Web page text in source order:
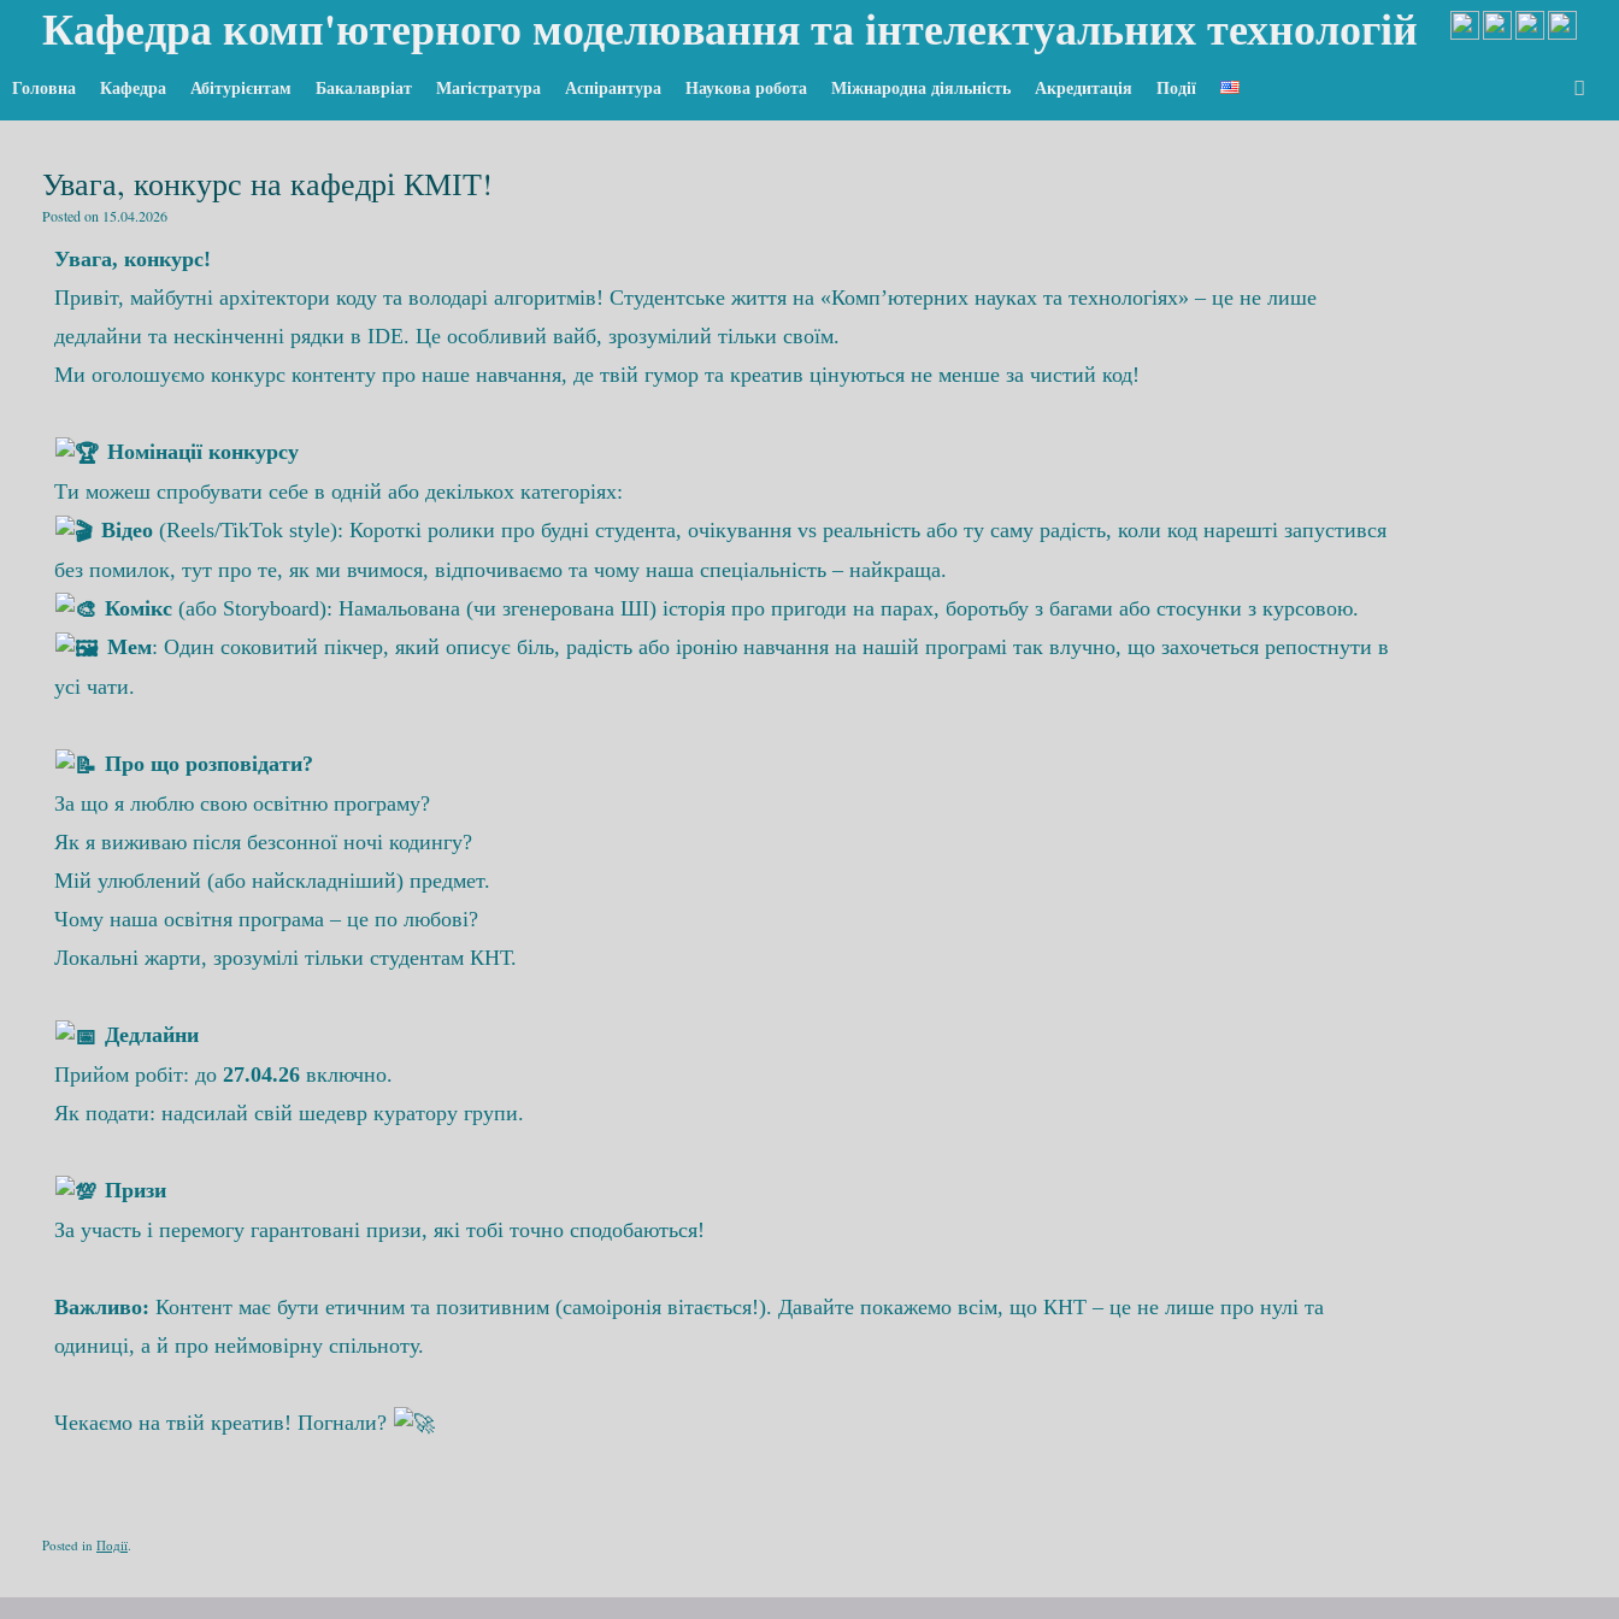
Кафедра комп'ютерного моделювання та інтелектуальних технологій
Головна Кафедра Абітурієнтам Бакалавріат Магістратура Аспірантура Наукова робота Міжнародна діяльність Акредитація Події
Увага, конкурс на кафедрі КМІТ!
Posted on 15.04.2026
Увага, конкурс!
Привіт, майбутні архітектори коду та володарі алгоритмів! Студентське життя на «Комп’ютерних науках та технологіях» – це не лише
дедлайни та нескінченні рядки в IDE. Це особливий вайб, зрозумілий тільки своїм.
Ми оголошуємо конкурс контенту про наше навчання, де твій гумор та креатив цінуються не менше за чистий код!
Номінації конкурс​у
Ти можеш спробувати себе в одній або декількох категоріях:
Відео (Reels/TikTok style): Короткі ролики про будні студента, очікування vs реальність або ту саму радість, коли код нарешті запустився
без помилок, тут про те, як ми вчимося, відпочиваємо та чому наша спеціальність – найкраща.
Комікс(або Storyboard): Намальована (чи згенерована ШІ) історія про пригоди на парах, боротьбу з багами або стосунки з курсовою.
Мем: Один соковитий пікчер, який описує біль, радість або іронію навчання на нашій програмі так влучно, що захочеться репостнути в
усі чати.
Про що розповідати?
За що я люблю свою освітню програму?
Як я виживаю після безсонної ночі кодингу?
Мій улюблений (або найскладніший) предмет.
Чому наша освітня програма – це по любові?
Локальні жарти, зрозумілі тільки студентам КНТ.
Дедлайни
Прийом робіт: до 27.04.26 включно.
Як подати: надсилай свій шедевр куратору групи.
​ Призи
За участь і перемогу гарантовані призи, які тобі точно сподобаються!
Важливо: Контент має бути етичним та позитивним (самоіронія вітається!). Давайте покажемо всім, що КНТ – це не лише про нулі та
одиниці, а й про неймовірну спільноту.
Чекаємо на твій креатив! Погнали?
Posted in Події